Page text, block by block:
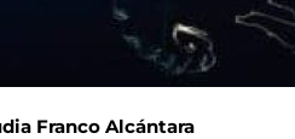
Franco Alcántara